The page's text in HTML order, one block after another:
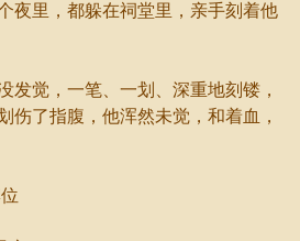
里，都躲在祠堂里，亲手刻着他
觉，一笔、一划、深重地刻镂，
伤了指腹，他浑然未觉，和着血，